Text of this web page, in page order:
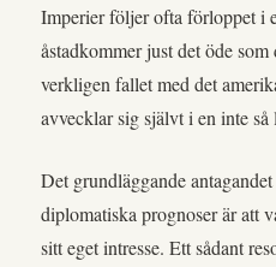
Imperier följer ofta förloppet i
åstadkommer just det öde
verkligen fallet med det
avvecklar sig självt i en inte så
Det grundläggande
diplomatiska prognoser är att
sitt eget intresse. Ett sådant